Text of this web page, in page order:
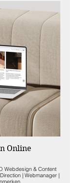
Online
Webdesign & Content
| Webmanager |